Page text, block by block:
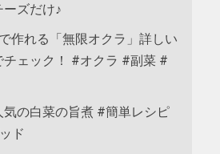
ズだけ♪
作れる「無限オクラ」詳しい
チェック！ #オクラ #副菜 #
気の白菜の旨煮 #簡単レシピ
ド